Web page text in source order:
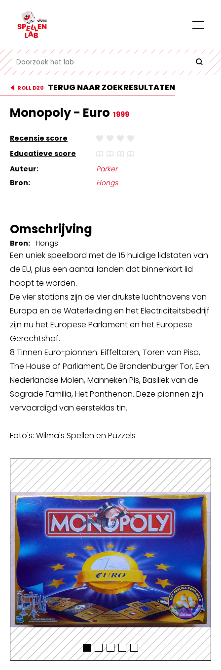
ROLL D20 TERUG NAAR ZOEKRESULTATEN
Monopoly - Euro 1999
Recensie score
Educatieve score
Auteur:
Parker
Bron:
Hongs
Omschrijving
Bron: Hongs
Een uniek speelbord met de 15 huidige lidstaten van
de EU, plus een aantal landen dat binnenkort lid
hoopt te worden.
De vier stations zijn de vier drukste luchthavens van
Europa en de Waterleiding en het Electriciteitsbedrijf
zijn nu het Europese Parlament en het Europese
Gerechtshof.
8 Tinnen Euro-pionnen: Eiffeltoren, Toren van Pisa,
The House of Parliament, De Brandenburger Tor, Een
Nederlandse Molen, Manneken Pis, Basiliek van de
Sagrade Familia, Het Panthenon. Deze pionnen zijn
vervaardigd van eersteklas tin.
Foto's: Wilma's Spellen en Puzzels